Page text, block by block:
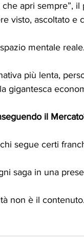
apri sempre”,
visto, ascoltato e
mentale reale.
più lenta,
gigantesca
il
segue certi
saga in una
non è il